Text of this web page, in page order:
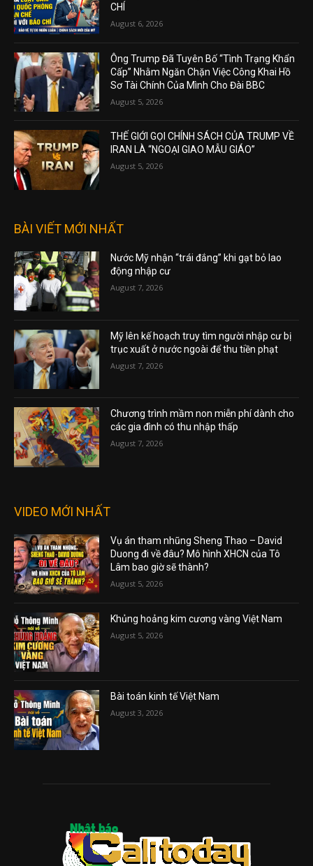
CHÍ
August 6, 2026
Ông Trump Đã Tuyên Bố “Tình Trạng Khẩn
Cấp” Nhằm Ngăn Chặn Việc Công Khai Hồ
Sơ Tài Chính Của Mình Cho Đài BBC
August 5, 2026
THẾ GIỚI GỌI CHÍNH SÁCH CỦA TRUMP VỀ
IRAN LÀ “NGOẠI GIAO MẪU GIÁO”
August 5, 2026
BÀI VIẾT MỚI NHẤT
Nước Mỹ nhận “trái đắng” khi gạt bỏ lao
động nhập cư
August 7, 2026
Mỹ lên kế hoạch truy tìm người nhập cư bị
trục xuất ở nước ngoài để thu tiền phạt
August 7, 2026
Chương trình mầm non miễn phí dành cho
các gia đình có thu nhập thấp
August 7, 2026
VIDEO MỚI NHẤT
Vụ án tham nhũng Sheng Thao – David
Duong đi về đâu? Mô hình XHCN của Tô
Lâm bao giờ sẽ thành?
August 5, 2026
Khủng hoảng kim cương vàng Việt Nam
August 5, 2026
Bài toán kinh tế Việt Nam
August 3, 2026